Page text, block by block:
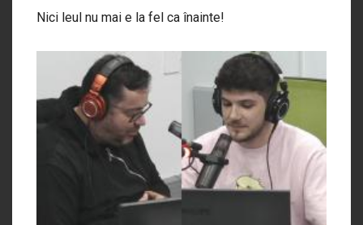
Nici leul nu mai e la fel ca înainte!